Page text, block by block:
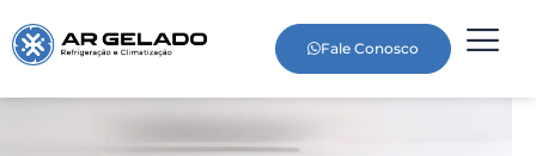
Fale Conosco